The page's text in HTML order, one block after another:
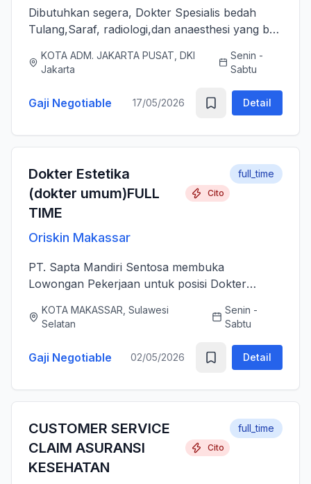
Dibutuhkan segera, Dokter Spesialis bedah
Tulang,Saraf, radiologi,dan anaesthesi yang bs
ramah dan berjiwa sosial. Bersedia bergabung
KOTA ADM. JAKARTA PUSAT, DKI
Jakarta
Senin -
Sabtu
Gaji Negotiable 17/05/2026 Detail
Dokter Estetika
(dokter umum)FULL
TIME
Cito
Oriskin Makassar
full_time
PT. Sapta Mandiri Sentosa membuka
Lowongan Pekerjaan untuk posisi Dokter
jawab memberikan layanan medis estetika yang
KOTA MAKASSAR, Sulawesi
Selatan
Senin -
Sabtu
Gaji Negotiable 02/05/2026 Detail
CUSTOMER SERVICE
CLAIM ASURANSI
KESEHATAN
Cito
full_time